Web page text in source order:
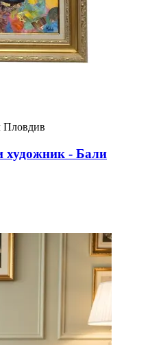
Пловдив
художник - Бали